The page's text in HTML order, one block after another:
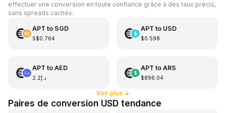
effectuer une conversion en toute confiance grâce à des taux précis,
sans spreads cachés.
APT to SGD
S$0.764
APT to USD
$0.598
APT to AED
د.إ2.2
APT to ARS
$896.04
Voir plus ↓
Paires de conversion USD tendance